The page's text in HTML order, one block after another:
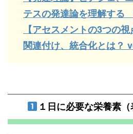
テスの発達論を理解す
【アセスメントの3つの視
関連付け、統合化とは？
１日に必要な栄養素（